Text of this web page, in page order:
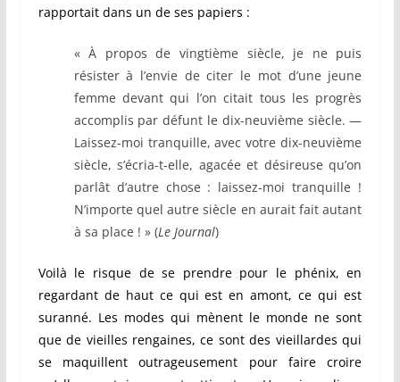
rapportait dans un de ses papiers :
« À propos de vingtième siècle, je ne puis
résister à l’envie de citer le mot d’une jeune
femme devant qui l’on citait tous les progrès
accomplis par défunt le dix-neuvième siècle. —
Laissez-moi tranquille, avec votre dix-neuvième
siècle, s’écria-t-elle, agacée et désireuse qu’on
parlât d’autre chose : laissez-moi tranquille !
N’importe quel autre siècle en aurait fait autant
à sa place ! » (Le Journal)
Voilà le risque de se prendre pour le phénix, en
regardant de haut ce qui est en amont, ce qui est
suranné. Les modes qui mènent le monde ne sont
que de vieilles rengaines, ce sont des vieillardes qui
se maquillent outrageusement pour faire croire